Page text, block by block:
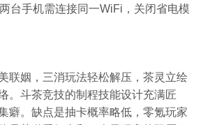
台手机需连接同一WiFi，关闭省电模
联姻，三消玩法轻松解压，茶灵立绘
。斗茶竞技的制程技能设计充满匠
癖。缺点是抽卡概率略低，零氪玩家